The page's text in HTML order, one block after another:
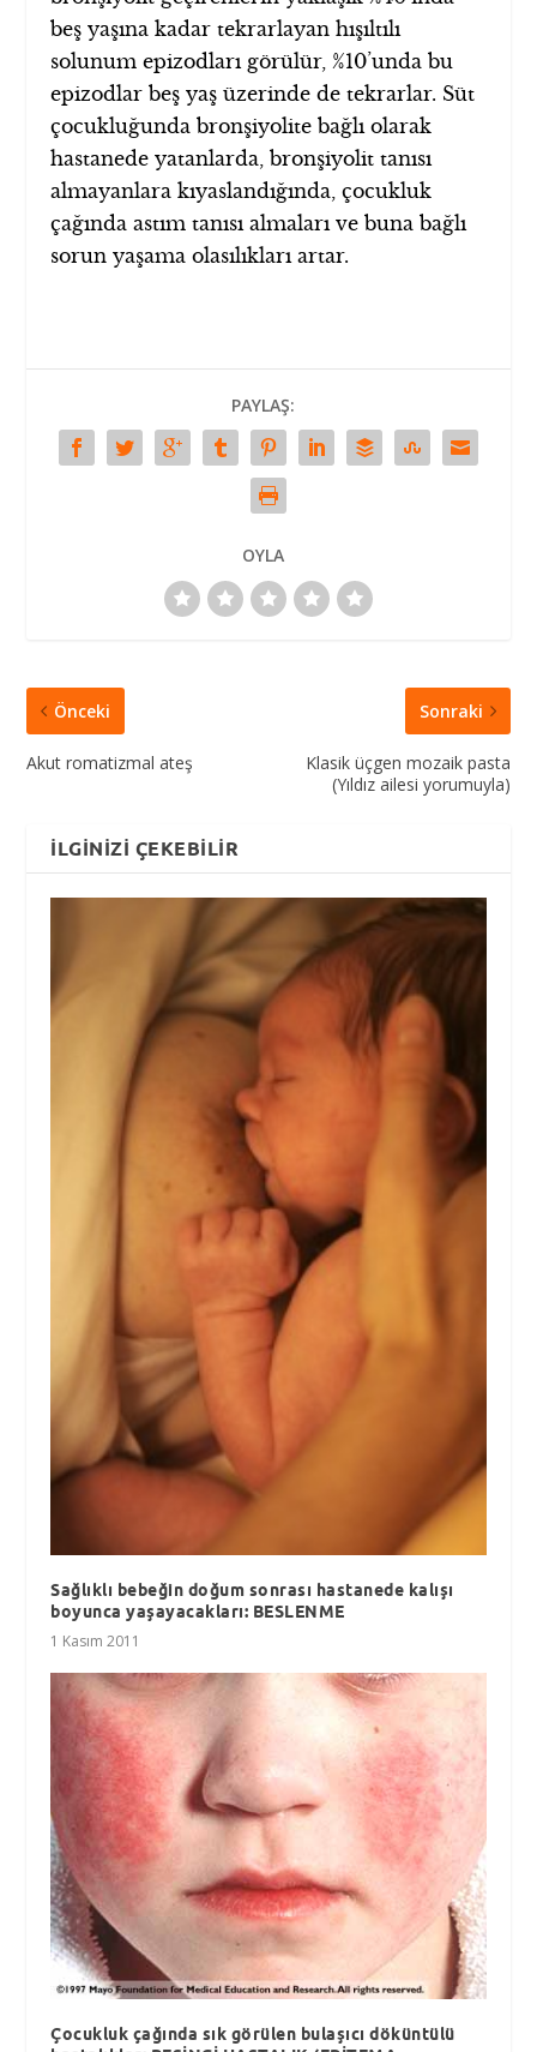
beş yaşına kadar tekrarlayan hışıltılı
solunum epizodları görülür, %10’unda bu
epizodlar beş yaş üzerinde de tekrarlar. Süt
çocukluğunda bronşiyolite bağlı olarak
hastanede yatanlarda, bronşiyolit tanısı
almayanlara kıyaslandığında, çocukluk
çağında astım tanısı almaları ve buna bağlı
sorun yaşama olasılıkları artar.
PAYLAŞ:
OYLA
Önceki
Akut romatizmal ateş
Sonraki
Klasik üçgen mozaik pasta
(Yıldız ailesi yorumuyla)
İLGINIZI ÇEKEBILIR
Sağlıklı bebeğin doğum sonrası hastanede kalışı
boyunca yaşayacakları: BESLENME
1 Kasım 2011
Çocukluk çağında sık görülen bulaşıcı döküntülü